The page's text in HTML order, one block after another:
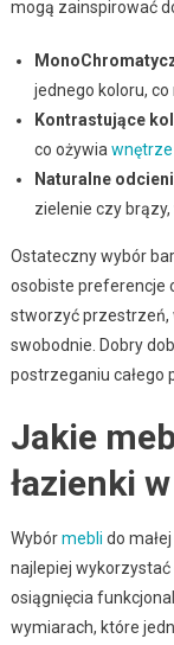
mogą zainspirować
jednego koloru, co
Kontrastujące
co ożywia wnętrze
Naturalne
zielenie czy
Ostateczny wybór
osobiste preferencje
stworzyć przestrzeń,
swobodnie. Dobry
postrzeganiu całego
Jakie
łazienki
Wybórmebli do
najlepiej
osiągnięcia
wymiarach, które